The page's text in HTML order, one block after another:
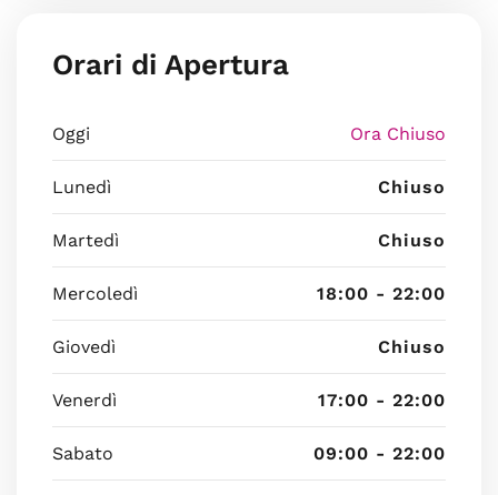
Orari di Apertura
Oggi Ora Chiuso
Lunedì Chiuso
Martedì Chiuso
Mercoledì 18:00 - 22:00
Giovedì Chiuso
Venerdì 17:00 - 22:00
Sabato 09:00 - 22:00